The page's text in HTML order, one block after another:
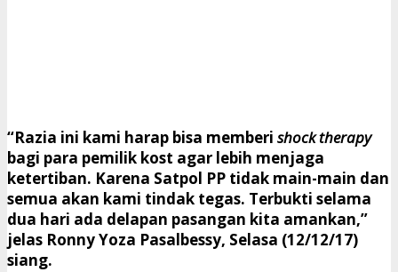
“Razia ini kami harap bisa memberi shock therapy
bagi para pemilik kost agar lebih menjaga
ketertiban. Karena Satpol PP tidak main-main dan
semua akan kami tindak tegas. Terbukti selama
dua hari ada delapan pasangan kita amankan,”
jelas Ronny Yoza Pasalbessy, Selasa (12/12/17)
siang.